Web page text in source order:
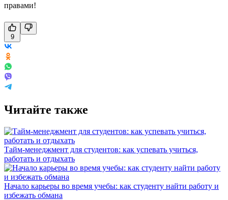
правами!
9
Читайте также
Тайм-менеджмент для студентов: как успевать учиться,
работать и отдыхать
Начало карьеры во время учебы: как студенту найти работу и
избежать обмана